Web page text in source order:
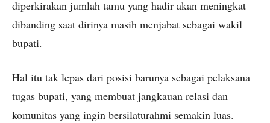
diperkirakan jumlah tamu yang hadir akan meningkat
dibanding saat dirinya masih menjabat sebagai wakil
bupati.
Hal itu tak lepas dari posisi barunya sebagai pelaksana
tugas bupati, yang membuat jangkauan relasi dan
komunitas yang ingin bersilaturahmi semakin luas.